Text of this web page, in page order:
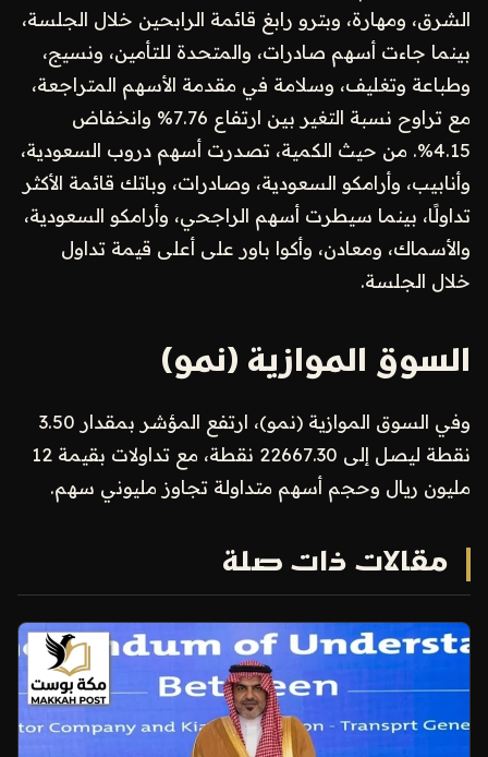
الشرق، ومهارة، وبترو رابغ قائمة الرابحين خلال الجلسة،
بينما جاءت أسهم صادرات، والمتحدة للتأمين، ونسيج،
وطباعة وتغليف، وسلامة في مقدمة الأسهم المتراجعة،
مع تراوح نسبة التغير بين ارتفاع 7.76% وانخفاض
4.15%. من حيث الكمية، تصدرت أسهم دروب السعودية،
وأنابيب، وأرامكو السعودية، وصادرات، وباتك قائمة الأكثر
تداولًا، بينما سيطرت أسهم الراجحي، وأرامكو السعودية،
والأسماك، ومعادن، وأكوا باور على أعلى قيمة تداول
خلال الجلسة.
السوق الموازية (نمو)
وفي السوق الموازية (نمو)، ارتفع المؤشر بمقدار 3.50
نقطة ليصل إلى 22667.30 نقطة، مع تداولات بقيمة 12
مليون ريال وحجم أسهم متداولة تجاوز مليوني سهم.
مقالات ذات صلة